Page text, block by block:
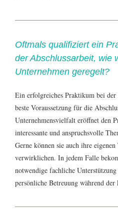
Oftmals qualifiziert ein
der Abschlussarbeit, wie
Unternehmen geregelt?
Ein erfolgreiches Praktikum bei
beste Voraussetzung für die
Unternehmensvielfalt eröffnet den
interessante und anspruchsvolle
Gerne können sie auch ihre
verwirklichen. In jedem Falle
notwendige fachliche
persönliche Betreuung während